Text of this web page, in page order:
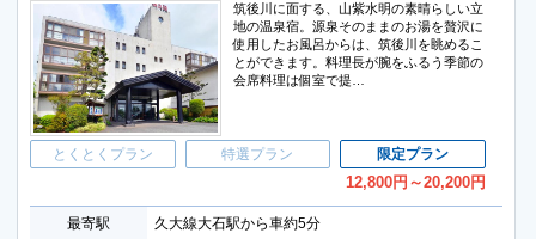
筑後川に面する、山紫水明の素晴らしい立
地の温泉宿。源泉そのままのお湯を贅沢に
使用したお風呂からは、筑後川を眺めるこ
とができます。料理長が腕をふるう季節の
会席料理は個室で提…
とくとくプラン 特選プラン 限定プラン
12,800円 ～20,200円
最寄駅 久大線大石駅から車約5分